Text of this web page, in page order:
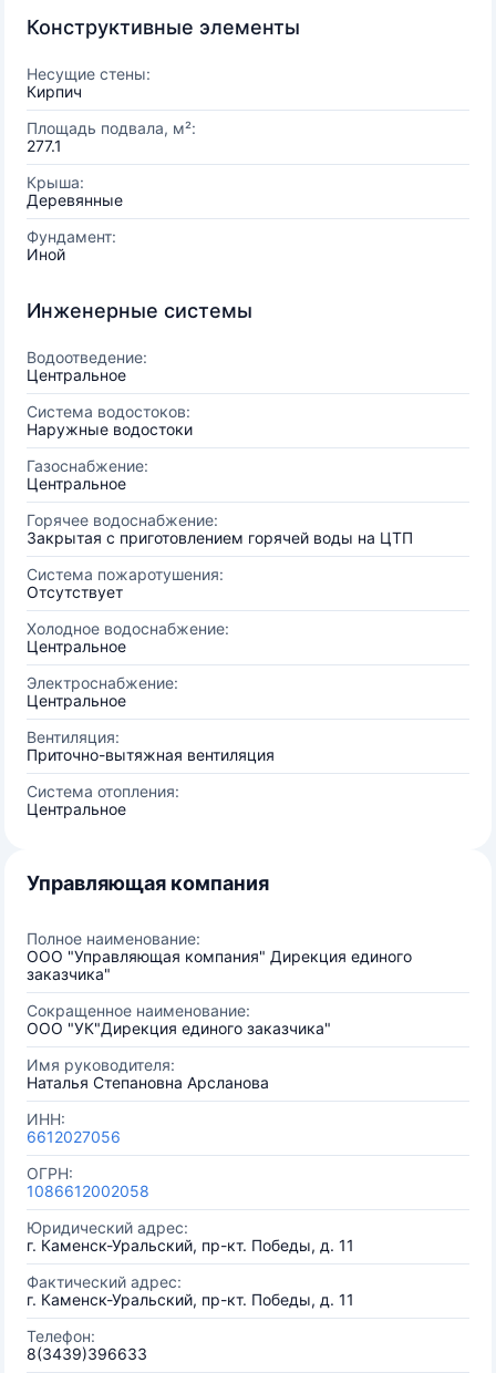
Конструктивные элементы
Несущие стены:
Кирпич
Площадь подвала, м²:
277.1
Крыша:
Деревянные
Фундамент:
Иной
Инженерные системы
Водоотведение:
Центральное
Система водостоков:
Наружные водостоки
Газоснабжение:
Центральное
Горячее водоснабжение:
Закрытая с приготовлением горячей воды на ЦТП
Система пожаротушения:
Отсутствует
Холодное водоснабжение:
Центральное
Электроснабжение:
Центральное
Вентиляция:
Приточно-вытяжная вентиляция
Система отопления:
Центральное
Управляющая компания
Полное наименование:
ООО "Управляющая компания" Дирекция единого
заказчика"
Сокращенное наименование:
ООО "УК"Дирекция единого заказчика"
Имя руководителя:
Наталья Степановна Арсланова
ИНН:
6612027056
ОГРН:
1086612002058
Юридический адрес:
г. Каменск-Уральский, пр-кт. Победы, д. 11
Фактический адрес:
г. Каменск-Уральский, пр-кт. Победы, д. 11
Телефон:
8(3439)396633